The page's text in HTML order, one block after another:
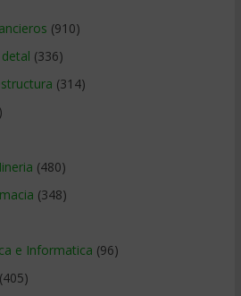
(910)
(336)
(314)
(480)
(348)
e Informatica (96)
(405)